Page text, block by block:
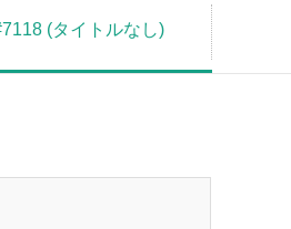
(タイトルなし)